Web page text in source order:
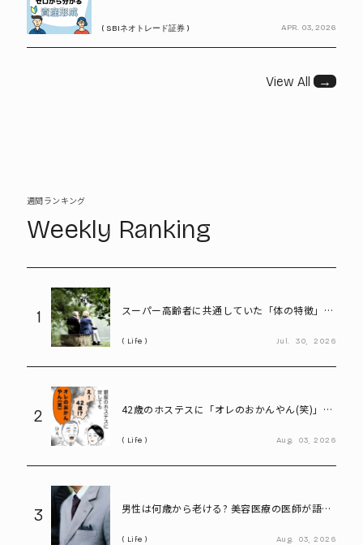
( SBIネオトレード証券 ) APR. 03, 2026
View All →
週間ランキング
Weekly Ranking
1
スーパー高齢者に共通していた「体の特徴」と
Life Jul. 30, 2026
2
42歳のホステスに「オレのおかんやん(笑)」と
Life Aug. 03, 2026
3
男性は何歳から老ける? 美容医療の医師が語る
Life Aug. 03, 2026